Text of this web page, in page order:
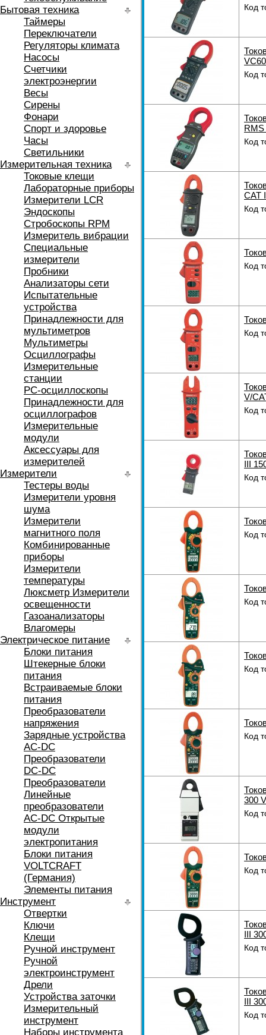
Бытовая техника
Таймеры
Переключатели
Регуляторы климата
Насосы
Счетчики
электроэнергии
Весы
Сирены
Фонари
Спорт и здоровье
Часы
Светильники
Измерительная техника
Токовые клещи
Лабораторные приборы
Измерители LCR
Эндоскопы
Стробоскопы RPM
Измеритель вибрации
Специальные
измерители
Пробники
Анализаторы сети
Испытательные
устройства
Принадлежности для
мультиметров
Мультиметры
Осциллографы
Измерительные
станции
РС-осциллоскопы
Принадлежности для
осциллографов
Измерительные
модули
Аксессуары для
измерителей
Измерители
Тестеры воды
Измерители уровня
шума
Измерители
магнитного поля
Комбинированные
приборы
Измерители
температуры
Люксметр Измерители
освещенности
Газоанализаторы
Влагомеры
Электрическое питание
Блоки питания
Штекерные блоки
питания
Встраиваемые блоки
питания
Преобразователи
напряжения
Зарядные устройства
AC-DC
Преобразователи
DC-DC
Преобразователи
Линейные
преобразователи
AC-DC Открытые
модули
электропитания
Блоки питания
VOLTCRAFT
(Германия)
Элементы питания
Инструмент
Отвертки
Ключи
Клещи
Ручной инструмент
Ручной
электроинструмент
Дрели
Устройства заточки
Измерительный
инструмент
Наборы инструмента
Код
Код
RMS
Код
CAT
Код
Код
Код
V/
Код
III
Код
Код
Код
Код
Код
300 V
Код
Код
III
Код
III
Код